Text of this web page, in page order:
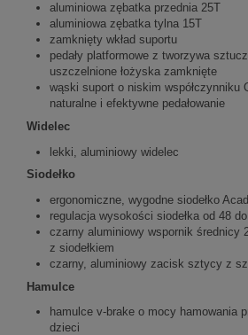
aluminiowa zębatka przednia 25T
aluminiowa zębatka tylna 15T
zamknięty wkład suportu
pedały platformowe z tworzywa
uszczelnione łożyska zamknięte
wąski suport o niskim współczynniku
naturalne i efektywne pedałowanie
Widelec
lekki, aluminiowy widelec
Siodełko
ergonomiczne, wygodne siodełko
regulacja wysokości siodełka od 48
czarny aluminiowy wspornik średnicy
z siodełkiem
czarny, aluminiowy zacisk sztycy z
Hamulce
hamulce v-brake o mocy hamowania
dzieci